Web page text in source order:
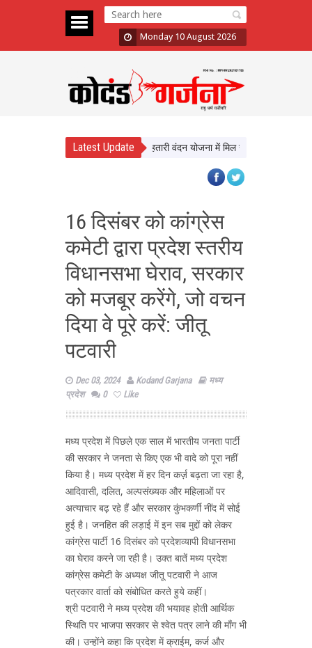
Monday 10 August 2026
Latest Update
महिलाओं के लिए खुशखबरी, महतारी वंदन योजना में मिल सकती है जगह
16 दिसंबर को कांग्रेस
कमेटी द्वारा प्रदेश स्तरीय
विधानसभा घेराव, सरकार
को मजबूर करेंगे, जो वचन
दिया वे पूरे करें: जीतू
पटवारी
Dec 03, 2024 Kodand Garjana
मध्य
प्रदेश
0 Like
मध्य प्रदेश में पिछले एक साल में भारतीय जनता पार्टी
की सरकार ने जनता से किए एक भी वादे को पूरा नहीं
किया है। मध्य प्रदेश में हर दिन कर्ज़ बढ़ता जा रहा है,
आदिवासी, दलित, अल्पसंख्यक और महिलाओं पर
अत्याचार बढ़ रहे हैं और सरकार कुंभकर्णी नींद में सोई
हुई है। जनहित की लड़ाई में इन सब मुद्दों को लेकर
कांग्रेस पार्टी 16 दिसंबर को प्रदेशव्यापी विधानसभा
का घेराव करने जा रही है। उक्त बातें मध्य प्रदेश
कांग्रेस कमेटी के अध्यक्ष जीतू पटवारी ने आज
पत्रकार वार्ता को संबोधित करते हुये कहीं।
श्री पटवारी ने मध्य प्रदेश की भयावह होती आर्थिक
स्थिति पर भाजपा सरकार से श्वेत पत्र लाने की माँग भी
की। उन्होंने कहा कि प्रदेश में क्राईम, कर्ज और